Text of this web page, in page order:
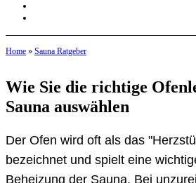
Home » Sauna Ratgeber
Wie Sie die richtige
Sauna auswählen
Der Ofen wird oft als das
bezeichnet und spielt eine
Beheizung der Sauna. Bei